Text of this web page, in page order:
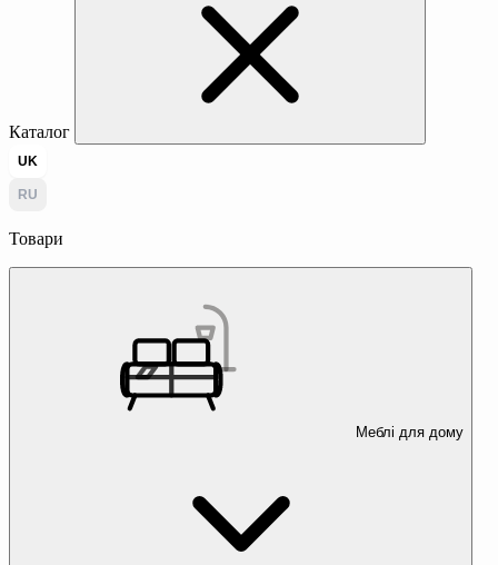
Каталог
UK
RU
Товари
Меблі для дому